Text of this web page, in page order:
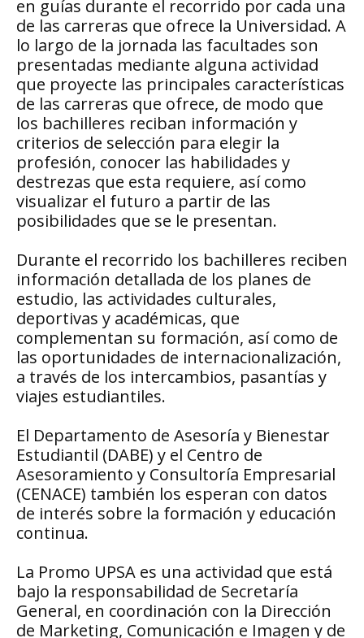
en guías durante el recorrido por cada una
de las carreras que ofrece la Universidad. A
lo largo de la jornada las facultades son
presentadas mediante alguna actividad
que proyecte las principales características
de las carreras que ofrece, de modo que
los bachilleres reciban información y
criterios de selección para elegir la
profesión, conocer las habilidades y
destrezas que esta requiere, así como
visualizar el futuro a partir de las
posibilidades que se le presentan.
Durante el recorrido los bachilleres reciben
información detallada de los planes de
estudio, las actividades culturales,
deportivas y académicas, que
complementan su formación, así como de
las oportunidades de internacionalización,
a través de los intercambios, pasantías y
viajes estudiantiles.
El Departamento de Asesoría y Bienestar
Estudiantil (DABE) y el Centro de
Asesoramiento y Consultoría Empresarial
(CENACE) también los esperan con datos
de interés sobre la formación y educación
continua.
La Promo UPSA es una actividad que está
bajo la responsabilidad de Secretaría
General, en coordinación con la Dirección
de Marketing, Comunicación e Imagen y de